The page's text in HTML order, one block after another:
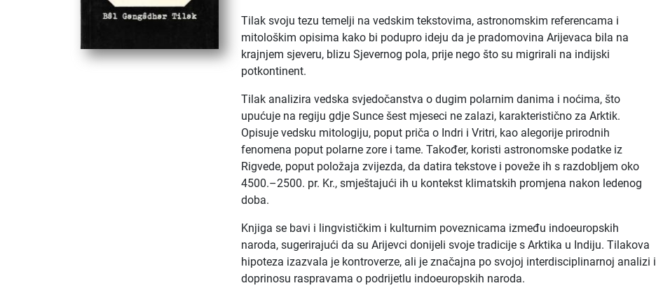
Tilak svoju tezu temelji na vedskim tekstovima, astronomskim referencama i
mitološkim opisima kako bi podupro ideju da je pradomovina Arijevaca bila na
krajnjem sjeveru, blizu Sjevernog pola, prije nego što su migrirali na indijski
potkontinent.
Tilak analizira vedska svjedočanstva o dugim polarnim danima i noćima, što
upućuje na regiju gdje Sunce šest mjeseci ne zalazi, karakteristično za Arktik.
Opisuje vedsku mitologiju, poput priča o Indri i Vritri, kao alegorije prirodnih
fenomena poput polarne zore i tame. Također, koristi astronomske podatke iz
Rigvede, poput položaja zvijezda, da datira tekstove i poveže ih s razdobljem oko
4500.–2500. pr. Kr., smještajući ih u kontekst klimatskih promjena nakon ledenog
doba.
Knjiga se bavi i lingvističkim i kulturnim poveznicama između indoeuropskih
naroda, sugerirajući da su Arijevci donijeli svoje tradicije s Arktika u Indiju. Tilakova
hipoteza izazvala je kontroverze, ali je značajna po svojoj interdisciplinarnoj analizi i
doprinosu raspravama o podrijetlu indoeuropskih naroda.